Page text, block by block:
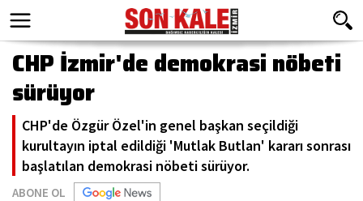
CHP İzmir'de demokrasi nöbeti
sürüyor
CHP'de Özgür Özel'in genel başkan seçildiği
kurultayın iptal edildiği 'Mutlak Butlan' kararı sonrası
başlatılan demokrasi nöbeti sürüyor.
ABONE OL